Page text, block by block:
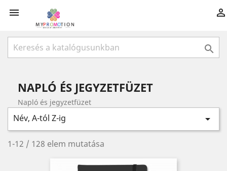
 

NAPLÓ ÉS JEGYZETFÜZET
Napló és jegyzetfüzet
Név, A-tól Z-ig 
1-12 / 128 elem mutatása